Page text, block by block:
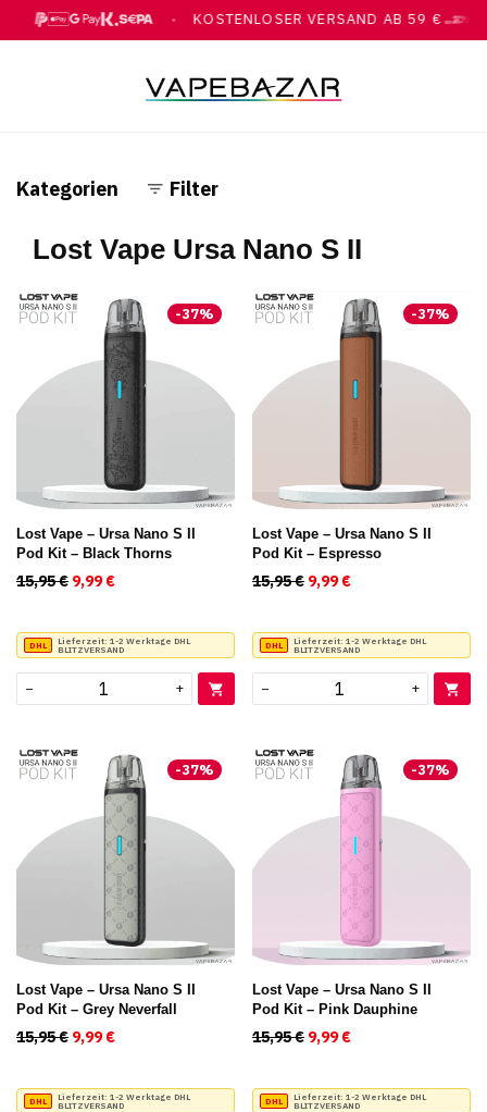
GOOGLE PAY, KLARNA, ÜBERWEISUNGKOSTENLOSER VERSAND AB 59 €
MIT DHL
Kategorien Filter
Lost Vape Ursa Nano S II
-37%
Lost Vape – Ursa Nano S II
Pod Kit – Black Thorns
15,95€ Ursprünglicher Preis war: 15,95 €
9,99€ Aktueller Preis ist: 9,99 €.
Lieferzeit: 1-2 Werktage DHL
BLITZVERSAND
− +
-37%
Lost Vape – Ursa Nano S II
Pod Kit – Espresso
15,95€ Ursprünglicher Preis
9,99€
Lieferzeit: 1-2 Werktage DHL
BLITZVERSAND
− +
-37%
Lost Vape – Ursa Nano S II
Pod Kit – Grey Neverfall
15,95€ Ursprünglicher Preis war: 15,95 €
9,99€ Aktueller Preis ist: 9,99 €.
Lieferzeit: 1-2 Werktage DHL
BLITZVERSAND
-37%
Lost Vape – Ursa Nano S II
Pod Kit – Pink Dauphine
15,95€ Ursprünglicher Preis
9,99€
Lieferzeit: 1-2 Werktage DHL
BLITZVERSAND